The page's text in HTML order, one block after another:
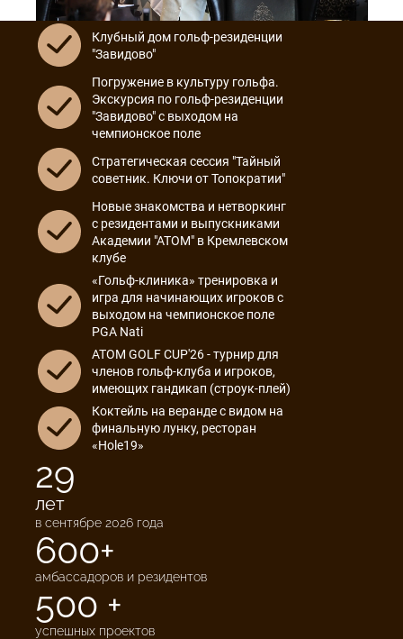
УЗНАТЬ ПОДРОБНЕЕ
Клубный дом гольф-резиденции
"Завидово"
Погружение в культуру гольфа.
Экскурсия по гольф-резиденции
"Завидово" с выходом на
чемпионское поле
Стратегическая сессия "Тайный
советник. Ключи от Топократии"
Новые знакомства и нетворкинг
с резидентами и выпускниками
Академии "АТОМ" в Кремлевском
клубе
«Гольф-клиника» тренировка и
игра для начинающих игроков с
выходом на чемпионское поле
PGA Nati
ATOM GOLF CUP'26 - турнир для
членов гольф-клуба и игроков,
имеющих гандикап (строук-плей)
Коктейль на веранде с видом на
финальную лунку, ресторан
«Hole19»
29
лет
в сентябре 2026 года
600+
амбассадоров и резидентов
500 +
успешных проектов